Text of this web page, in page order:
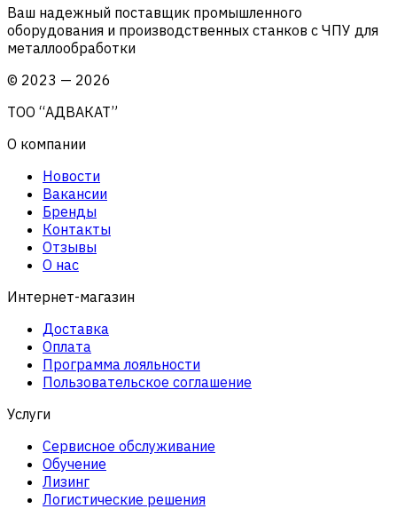
Ваш надежный поставщик промышленного
оборудования и производственных станков с ЧПУ для
металлообработки
© 2023 — 2026
ТОО “АДВАКАТ”
О компании
Новости
Вакансии
Бренды
Контакты
Отзывы
О нас
Интернет-магазин
Доставка
Оплата
Программа лояльности
Пользовательское соглашение
Услуги
Сервисное обслуживание
Обучение
Лизинг
Логистические решения